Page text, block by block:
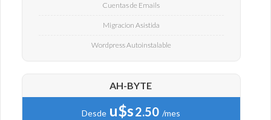
Cuentas de Emails
Migracion Asistida
Wordpress Autoinstalable
AH-BYTE
Desde u$s2.50 /mes